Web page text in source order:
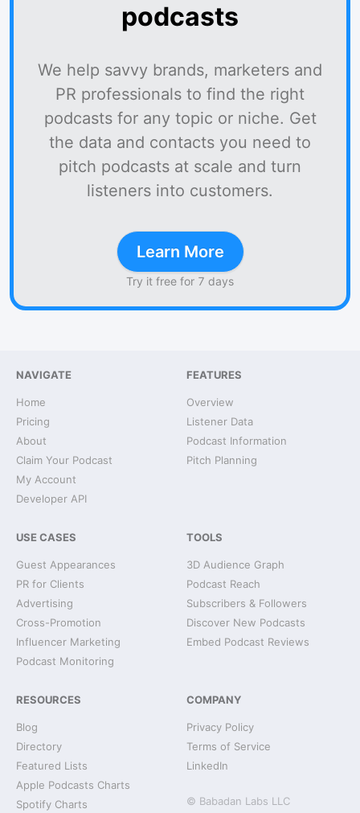
podcasts
We help savvy brands, marketers and
PR professionals to find the right
podcasts for any topic or niche. Get
the data and contacts you need to
pitch podcasts at scale and turn
listeners into customers.
Learn More
Try it free for 7 days
NAVIGATE
Home
Pricing
About
Claim Your Podcast
My Account
Developer API
FEATURES
Overview
Listener Data
Podcast Information
Pitch Planning
USE CASES
Guest Appearances
PR for Clients
Advertising
Cross-Promotion
Influencer Marketing
Podcast Monitoring
TOOLS
3D Audience Graph
Podcast Reach
Subscribers & Followers
Discover New Podcasts
Embed Podcast Reviews
RESOURCES
Blog
Directory
Featured Lists
Apple Podcasts Charts
Spotify Charts
COMPANY
Privacy Policy
Terms of Service
LinkedIn
© Babadan Labs LLC